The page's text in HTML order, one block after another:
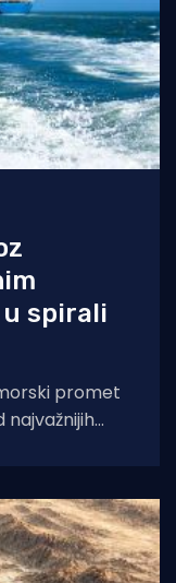
u spirali
promet
najvažnijih